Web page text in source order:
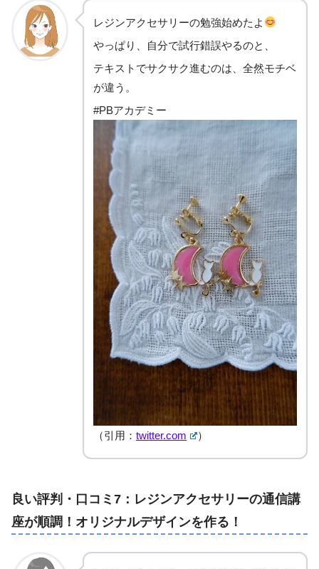
レジンアクセサリーの勉強始めたよ
やっぱり、自分で試行錯誤やるのと、
テキストでサクサク進むのは、全然モチベ
が違う。
#PBアカデミー
（引用： twitter.com ）
良い評判・口コミ7：レジンアクセサリーの通信講
座が順調！オリジナルデザインを作る！